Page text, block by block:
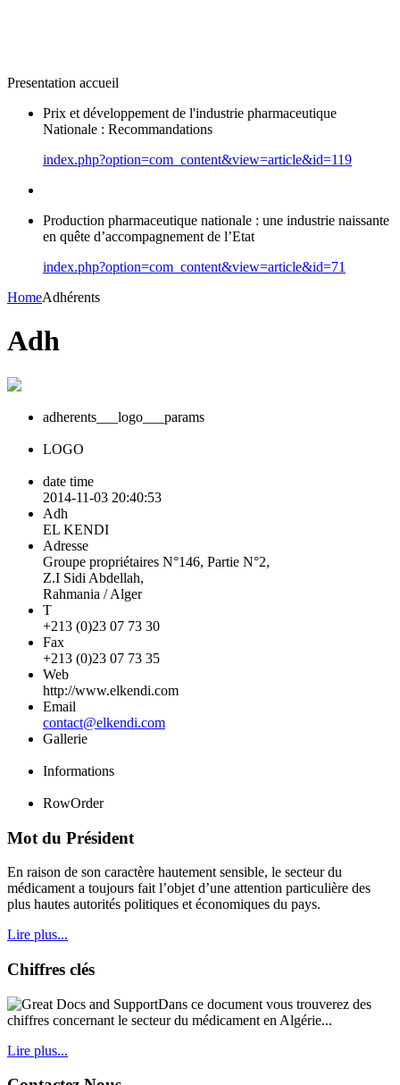
Presentation accueil
Prix et développement de l'industrie pharmaceutique
Nationale : Recommandations
index.php?option=com_content&view=article&id=119
Production pharmaceutique nationale : une industrie naissante
en quête d’accompagnement de l’Etat
index.php?option=com_content&view=article&id=71
HomeAdhérents
Adh
adherents___logo___params
LOGO
date time
2014-11-03 20:40:53
Adh
EL KENDI
Adresse
Groupe propriétaires N°146, Partie N°2,
Z.I Sidi Abdellah,
Rahmania / Alger
T
+213 (0)23 07 73 30
Fax
+213 (0)23 07 73 35
Web
http://www.elkendi.com
Email
contact@elkendi.com
Gallerie
Informations
RowOrder
Mot du Président
En raison de son caractère hautement sensible, le secteur du
médicament a toujours fait l’objet d’une attention particulière des
plus hautes autorités politiques et économiques du pays.
Lire plus...
Chiffres clés
Dans ce document vous trouverez des
chiffres concernant le secteur du médicament en Algérie...
Lire plus...